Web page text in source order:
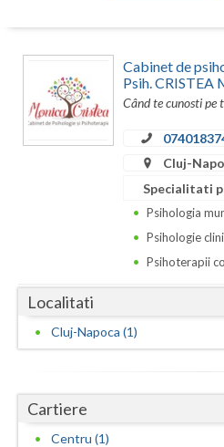
Bucuresti
Buzau
Calarasi
Dambovita
Dolj
Giurgiu
Cabinet de
Psih. CRISTEA
Când te cunosti pe
Cluj-
Specialitati
Psihologia
Psihologie
Psihoterapii
Localitati
Cluj-Napoca (1)
Cartiere
Centru (1)